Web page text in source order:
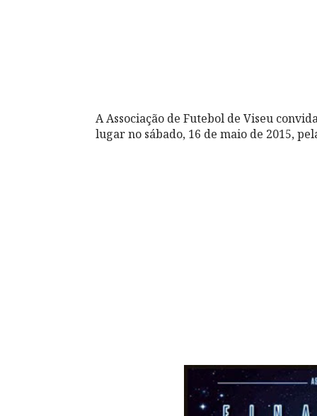
A Associação de Futebol de Viseu
lugar no sábado, 16 de maio de 2015,